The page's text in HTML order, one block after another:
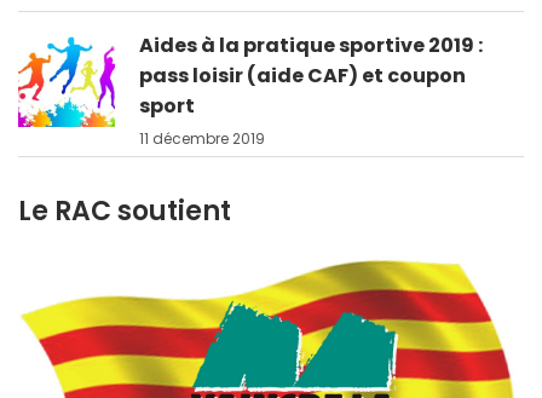
Aides à la pratique sportive 2019 :
pass loisir (aide CAF) et coupon
sport
11 décembre 2019
Le RAC soutient